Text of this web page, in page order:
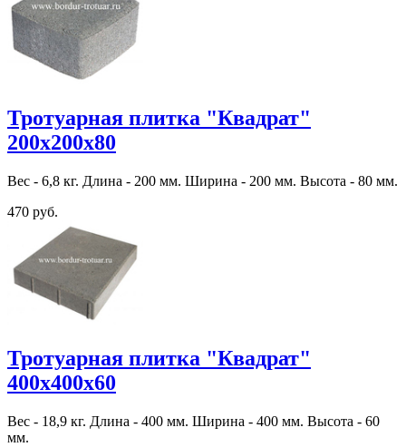
Тротуарная плитка "Квадрат"
200х200х80
Вес - 6,8 кг. Длина - 200 мм. Ширина - 200 мм. Высота - 80 мм.
470 руб.
Тротуарная плитка "Квадрат"
400х400х60
Вес - 18,9 кг. Длина - 400 мм. Ширина - 400 мм. Высота - 60
мм.